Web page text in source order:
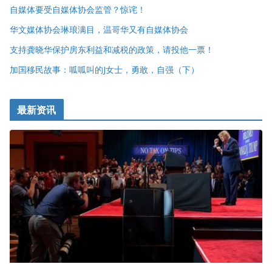
自媒体要受自媒体协会监管？惊诧！
华文媒体协会琳琅满目，温哥华又有自媒体协会
支持龚晓华保护房东利益和减税的政策，请投他一票！
加国移民故事：呱呱叫的J女士，勇敢，自强（下）
最新资讯